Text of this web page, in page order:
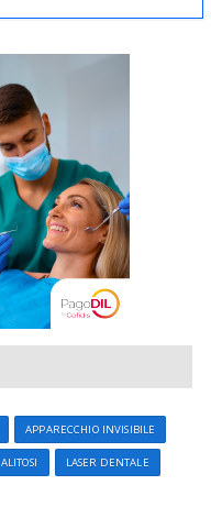
APPARECCHIO INVISIBILE
ALITOSI LASER DENTALE